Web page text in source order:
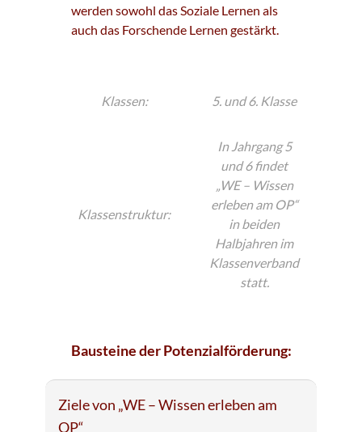
werden sowohl das Soziale Lernen als
auch das Forschende Lernen gestärkt.
Klassen: 5. und 6. Klasse
Klassenstruktur:
In Jahrgang 5
und 6 findet
„WE – Wissen
erleben am OP“
in beiden
Halbjahren im
Klassenverband
statt.
Bausteine der Potenzialförderung:
Ziele von „WE – Wissen erleben am
OP“